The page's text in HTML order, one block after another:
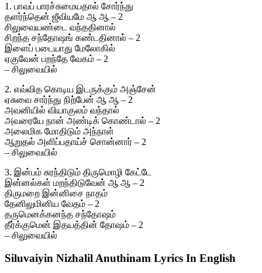
1. பாவப் பாரச்சுமையதால் சோர்ந்து
தளர்ந்தென் ஜீவியமே ஆ ஆ – 2
சிலுவையண்டை வந்ததினால்
சிறந்த சந்தோஷங் கண்டதினால் – 2
இளைப் படையாது மேலோகில்
ஏகுவேன் பறந்தே வேகம் – 2
– சிலுவையில்
2. எவ்வித கொடிய இடருக்கும் அஞ்சேன்
ஏசுவை சார்ந்து நிற்பேன் ஆ ஆ – 2
அவனியில் வியாகுலம் வந்தால்
அவரையே நான் அண்டிக் கொண்டால் – 2
அலைமிக மோதிடும் அந்நாள்
ஆறுதல் அளிப்பதாய்ச் சொன்னார் – 2
– சிலுவையில்
3. இன்பம் சுரந்திடும் திருமொழி கேட்டே
இன்னல்கள் மறந்திடுவேன் ஆ ஆ – 2
திருமறை இன்னிசை நாதம்
தேனிலுமினிய வேதம் – 2
தருமெனக்கனந்த சந்தோஷம்
தீர்க்குமென் இதயத்தின் தோஷம் – 2
– சிலுவையில்
Siluvaiyin Nizhalil Anuthinam Lyrics In English